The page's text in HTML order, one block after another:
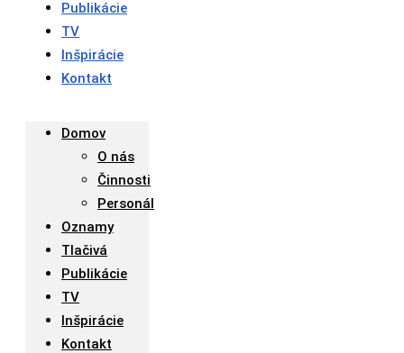
Publikácie
TV
Inšpirácie
Kontakt
Domov
O nás
Činnosti
Personál
Oznamy
Tlačivá
Publikácie
TV
Inšpirácie
Kontakt